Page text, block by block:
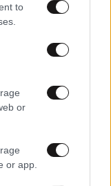
to
or
or app.
τον
να το